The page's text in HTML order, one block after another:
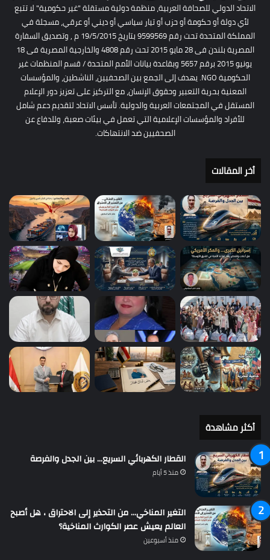
الاتحاد الدولي للصحافة العربية، منظمة دولية مستقلة "غير حكومية" لا تتبع
لأي دولة أو حكومة أو حزب أو تيار سياسي أو ديني أو عرقي، مسجلة في
المملكة المتحدة تحت رقم 9599569 بتاريخ 19/5/2015 م , وتصديق السفارة
المصرية بلندن فى 28 مايو 2015 تحت رقم 4808 والخارجية المصرية فى 18
يونيو 2015 برقم 5657 وبقاعدة بيانات الأمم المتحدة / قسم المنظمات غير
الحكومية NGO. يهدف إلى الجمع بين الصحفيين، الناشطين، والمؤسسات
المعنية بحرية التعبير وحقوق الإنسان، مع التركيز على تعزيز دور الإعلام
المستقل في المجتمعات العربية والدولية. تأسس الاتحاد لتقديم دعم شامل
للأفراد والمؤسسات الإعلامية التي تعمل في بيئات صعبة، وللدفاع عن
الصحفيين ضد الانتهاكات.
أخر المقالات
أكثر مشاهدة
القطار الكهربائي السريع… بين الجدل والفرصة
منذ 5 أيام
التغير المناخي… من التحذير إلى الاحتراق ، هل أصبح
العالم يعيش عصر الكوارث المناخية؟
منذ أسبوعين